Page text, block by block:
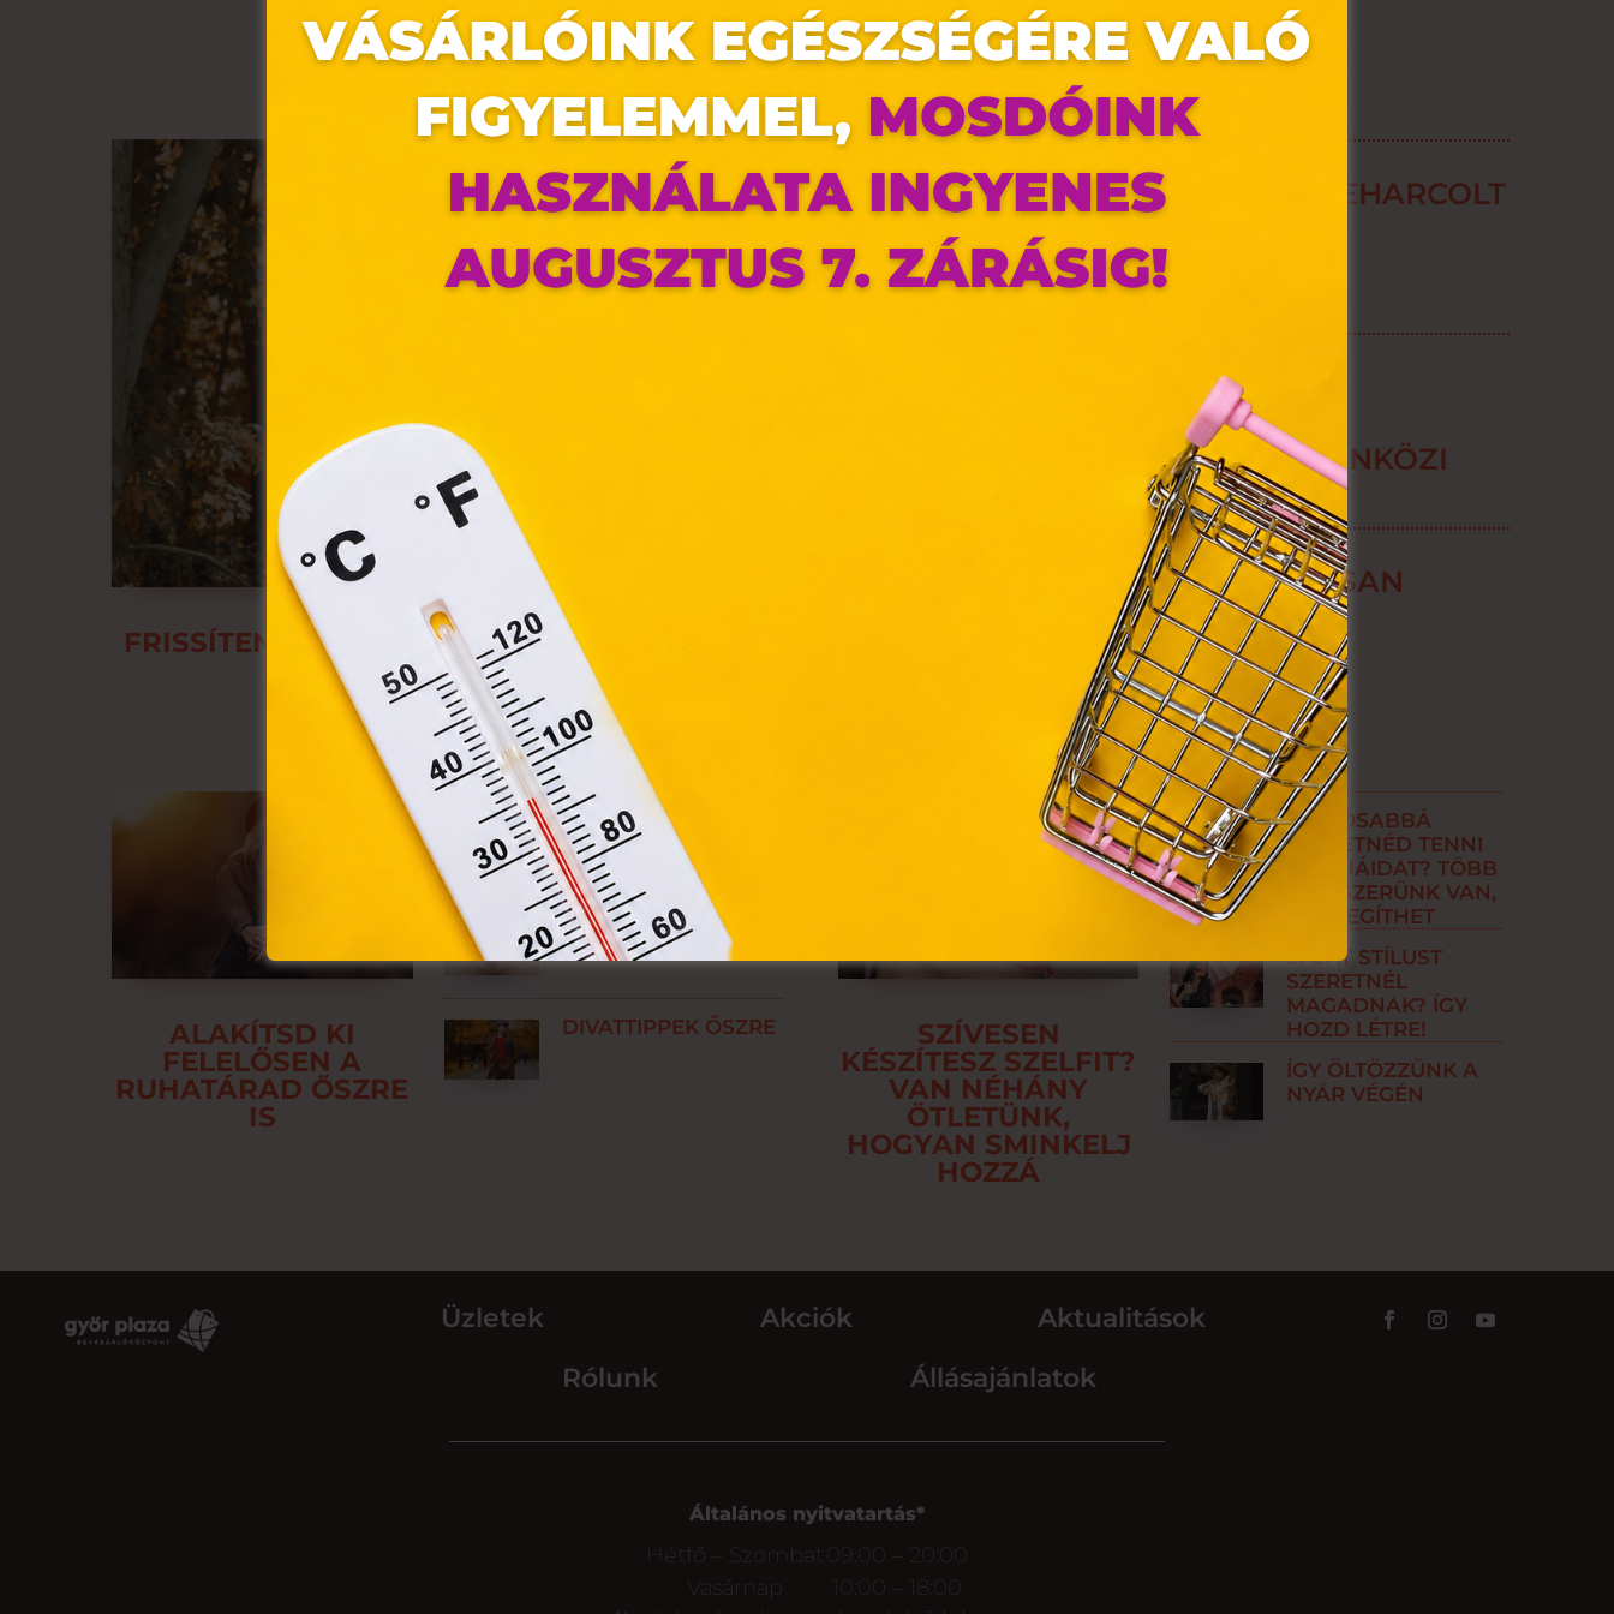
FRISSÍTENÉD A RUHATÁRAD? A SZÍNEKNEK
IS JELENTÉSE VAN
ÍGY TURBÓZD FEL LEHARCOLT
FARMERED!
HIÁNYOS AZ
ALAPRUHATÁRAD?
SEGÍTENEK A SZEZONKÖZI
LEÁRAZÁSOK
ESŐBEN IS STÍLUSOSAN
ALAKÍTSD KI
FELELŐSEN A
RUHATÁRAD ŐSZRE
IS
LÉGY TE IS CSINOS
NEGYVENES!
A SZEMPILLASPIRÁL
TÖRTÉNETE
DIVATTIPPEK ŐSZRE
SZÍVESEN
KÉSZÍTESZ SZELFIT?
VAN NÉHÁNY
ÖTLETÜNK,
HOGYAN SMINKELJ
HOZZÁ
TARTÓSABBÁ
SZERETNÉD TENNI
A RUHÁIDAT? TÖBB
MÓDSZERÜNK VAN,
AMI SEGÍTHET
SAJÁT STÍLUST
SZERETNÉL
MAGADNAK? ÍGY
HOZD LÉTRE!
ÍGY ÖLTÖZZÜNK A
NYÁR VÉGÉN
Üzletek Akciók
Aktualitások
Rólunk
Állásajánlatok
Általános nyitvatartás*
Hétfő – Szombat
09:00 – 20:00
Vasárnap
10:00 – 18:00
Ez az oldal sütiket használ
Weboldalunkon „cookie"-kat (továbbiakban „süti") alkalmazunk. Ezek olyan
fájlok, melyek információt tárolnak webes böngészőjében. Ehhez az Ön
weblapoknak, melyek az Európai Unió országain belül működnek, a „sütik"
használatához, és ezeknek a felhasználó számítógépén vagy egyéb
eszközén történő tárolásához a felhasználók hozzájárulását kell kérniük.